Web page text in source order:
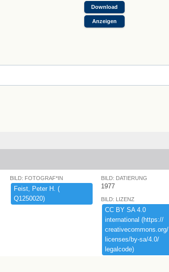
Download
Anzeigen
BILD: FOTOGRAF*IN
Feist,​ ​Peter ​H.​ ​(​
Q1250020)​
BILD: DATIERUNG
1977
BILD: LIZENZ
CC ​BY ​SA ​4.​0 ​
international ​(​https:​/​/​
creativecommons.​org/​
licenses/​by-​sa/​4.​0/​
legalcode)​